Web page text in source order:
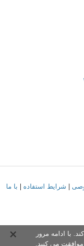
شرایط استفاده
با ما
با ادامه مرور
می کنید.